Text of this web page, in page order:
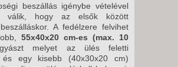
beszállás igénybe vételével
válik, hogy az elsők között
A fedélzere felvihet
55x40x20 cm-es (max. 10
melyet az ülés feletti
és egy kisebb (40x30x20 cm)